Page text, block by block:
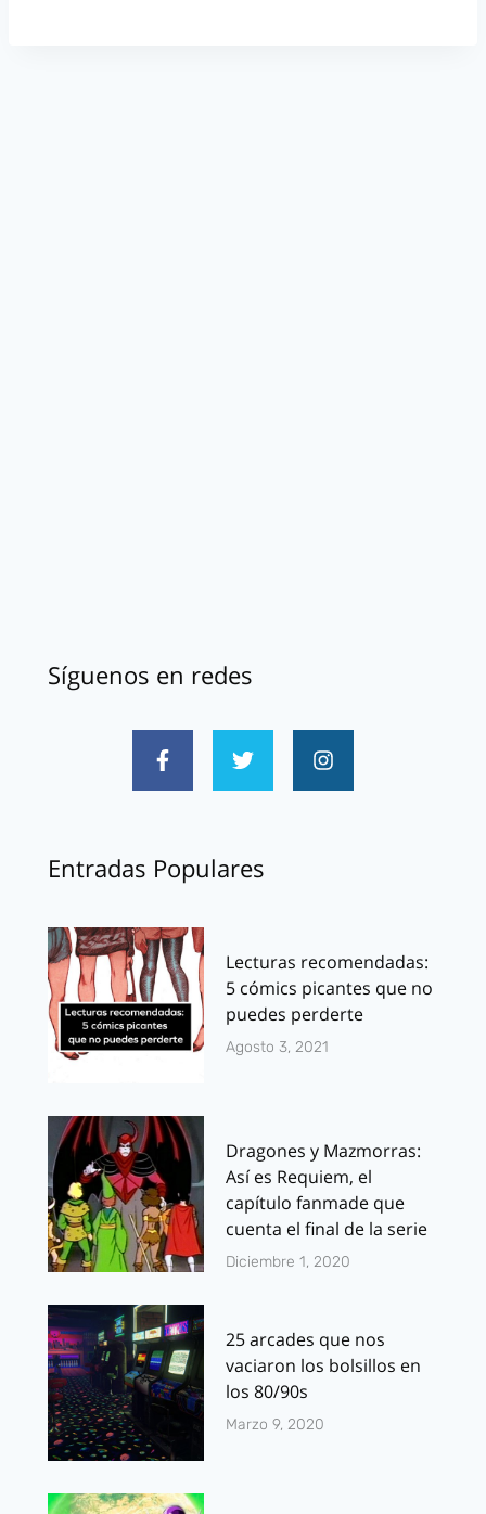
Síguenos en redes
Entradas Populares
Lecturas recomendadas:
5 cómics picantes que no
puedes perderte
Agosto 3, 2021
Dragones y Mazmorras:
Así es Requiem, el
capítulo fanmade que
cuenta el final de la serie
Diciembre 1, 2020
25 arcades que nos
vaciaron los bolsillos en
los 80/90s
Marzo 9, 2020